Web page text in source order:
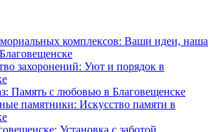
комплексов: Ваши идеи, наша
захоронений: Уют и порядок в
Память с любовью в Благовещенске
памятники: Искусство памяти в
Установка с заботой